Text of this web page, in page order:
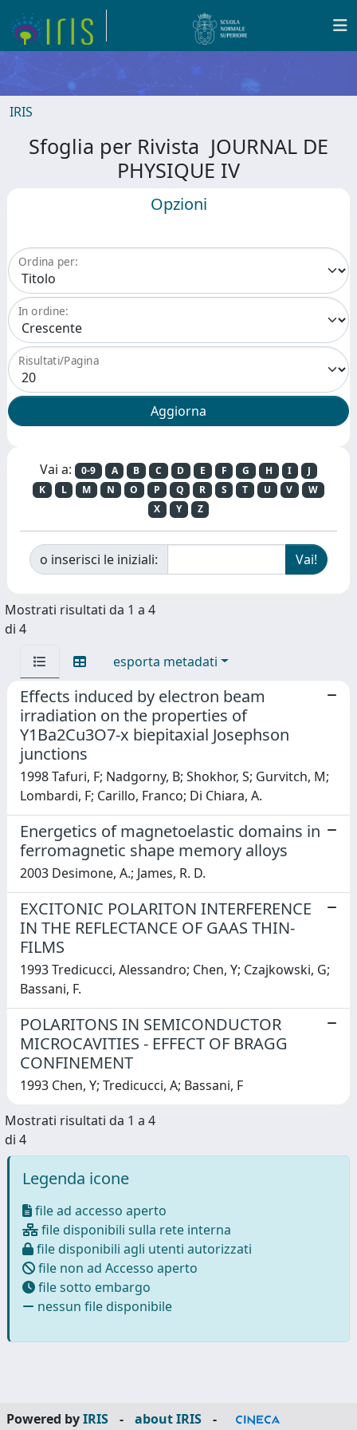
IRIS
Sfoglia per Rivista JOURNAL DE
PHYSIQUE IV
Opzioni
Ordina per:
In ordine:
Risultati/Pagina
Vai a: 0-9 A B C D E F G H I
J
K
L M N O P Q R S T U V
W
X
Y Z
o inserisci le iniziali:
Mostrati risultati da 1 a 4
di 4
esporta metadati
Effects induced by electron beam
irradiation on the properties of
Y1Ba2Cu3O7-x biepitaxial Josephson
junctions
1998 Tafuri, F; Nadgorny, B; Shokhor, S; Gurvitch, M;
Lombardi, F; Carillo, Franco; Di Chiara, A.
Energetics of magnetoelastic domains in
ferromagnetic shape memory alloys
2003 Desimone, A.; James, R. D.
EXCITONIC POLARITON INTERFERENCE
IN THE REFLECTANCE OF GAAS THIN-
FILMS
1993 Tredicucci, Alessandro; Chen, Y; Czajkowski, G;
Bassani, F.
POLARITONS IN SEMICONDUCTOR
MICROCAVITIES - EFFECT OF BRAGG
CONFINEMENT
1993 Chen, Y; Tredicucci, A; Bassani, F
Mostrati risultati da 1 a 4
di 4
Legenda icone
file ad accesso aperto
file disponibili sulla rete interna
file disponibili agli utenti autorizzati
file non ad Accesso aperto
file sotto embargo
nessun file disponibile
Powered byIRIS - about IRIS
-